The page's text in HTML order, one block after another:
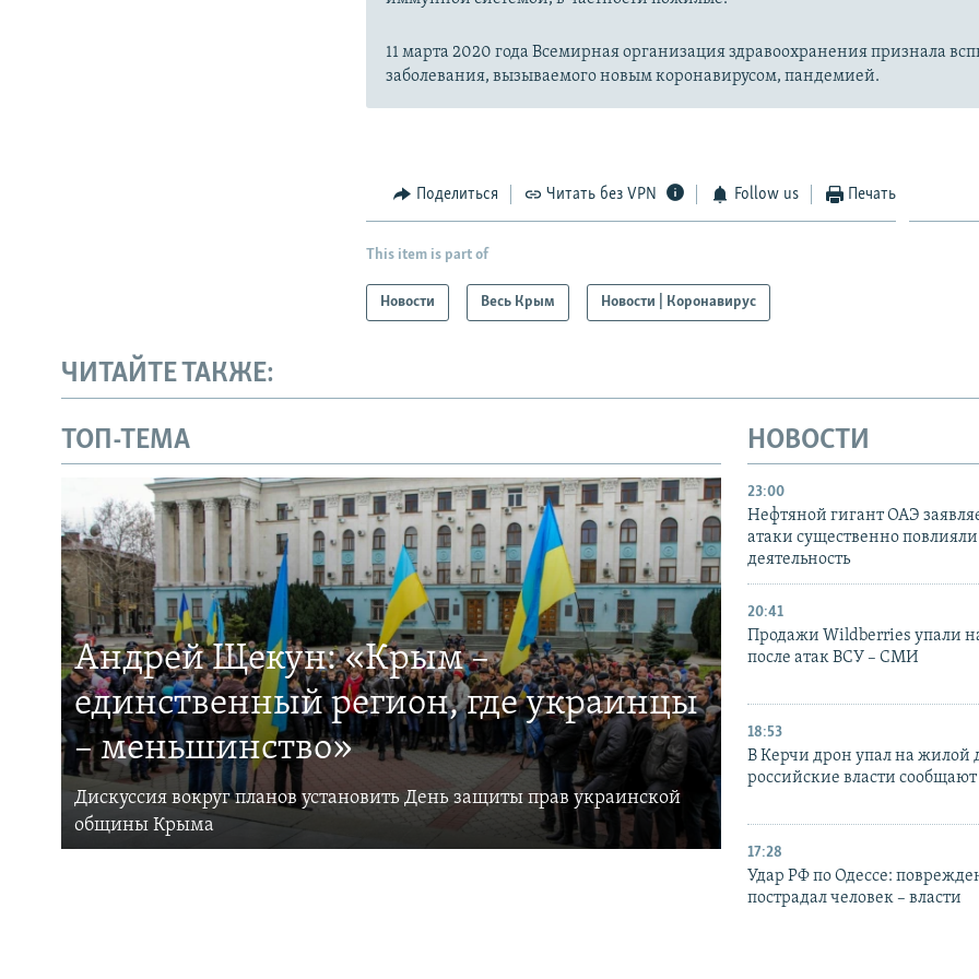
11 марта 2020 года Всемирная организация здравоохранения признала
заболевания, вызываемого новым коронавирусом, пандемией.
Поделиться Читать без VPN Follow us Печать
This item is part of
Новости Весь Крым Новости | Коронавирус
ЧИТАЙТЕ ТАКЖЕ:
ТОП-ТЕМА
Андрей Щекун: «Крым –
единственный регион, где украинцы
– меньшинство»
Дискуссия вокруг планов установить День защиты прав украинской
общины Крыма
НОВОСТИ
23:00
Нефтяной гигант ОАЭ
атаки существенно повлияли
деятельность
20:41
Продажи Wildberries упали
после атак ВСУ – СМИ
18:53
В Керчи дрон упал на жилой
российские власти
17:28
Удар РФ по Одессе:
пострадал человек – власти